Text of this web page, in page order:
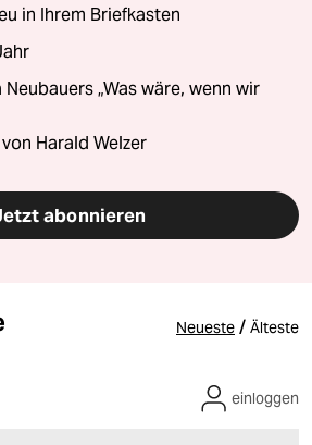
in Ihrem Briefkasten
„Was wäre, wenn wir
Harald Welzer
abonnieren
Neueste / Älteste
einloggen